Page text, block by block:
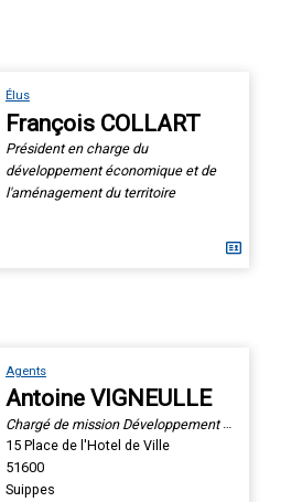
Élus
François COLLART
Président en charge du
développement économique et de
l'aménagement du territoire
Agents
Antoine VIGNEULLE
15 Place de l'Hotel de Ville
51600
Suippes